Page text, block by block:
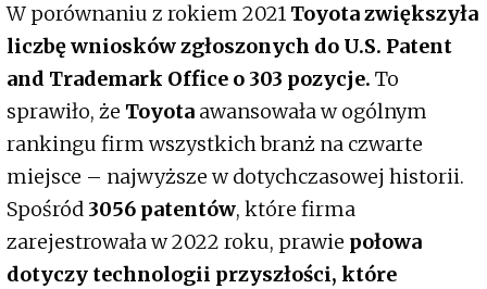
W porównaniu z rokiem 2021 Toyota zwiększyła
liczbę wniosków zgłoszonych do U.S. Patent
and Trademark Office o 303 pozycje. To
sprawiło, że Toyota awansowała w ogólnym
rankingu firm wszystkich branż na czwarte
miejsce – najwyższe w dotychczasowej historii.
Spośród 3056 patentów, które firma
zarejestrowała w 2022 roku, prawie połowa
dotyczy technologii przyszłości, które